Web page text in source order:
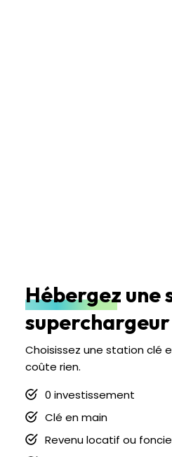
Hébergez une
superchargeur
Choisissez une station clé
coûte rien.
0 investissement
Clé en main
Revenu locatif ou